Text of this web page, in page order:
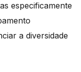
especificamente
a diversidade